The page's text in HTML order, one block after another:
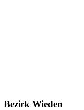
Bezirk Wieden